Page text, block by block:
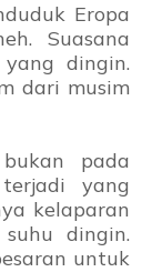
Eropa
Suasana
dingin.
dari musim
pada
yang
kelaparan
dingin.
untuk